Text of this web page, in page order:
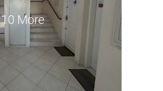
10 More